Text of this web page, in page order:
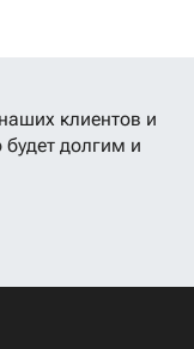
клиентов и
долгим и